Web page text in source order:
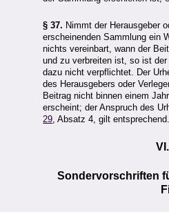
§ 37. Nimmt der Herausgeber
erscheinenden Sammlung ein
nichts vereinbart, wann der
und zu verbreiten ist, so ist
dazu nicht verpflichtet. Der
des Herausgebers oder
Beitrag nicht binnen einem
erscheint; der Anspruch des
29, Absatz 4, gilt entsprechend.
Sondervorschriften